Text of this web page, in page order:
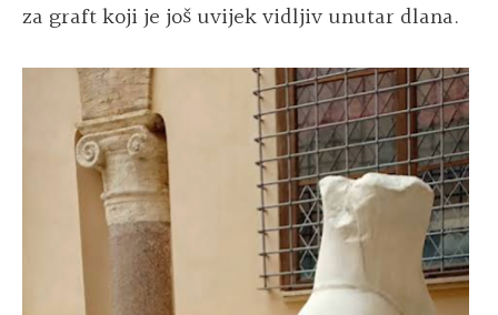
za graft koji je još uvijek vidljiv unutar dlana.